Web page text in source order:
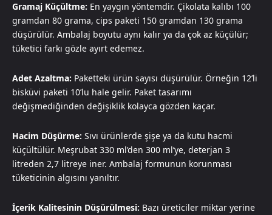
Gramaj Küçültme: En yaygın yöntemdir. Çikolata kalıbı 100
gramdan 80 grama, cips paketi 150 gramdan 130 grama
düşürülür. Ambalaj boyutu aynı kalır ya da çok az küçülür;
tüketici farkı gözle ayırt edemez.
Adet Azaltma: Paketteki ürün sayısı düşürülür. Örneğin 12’li
bisküvi paketi 10’lu hale gelir. Paket tasarımı
değişmediğinden değişiklik kolayca gözden kaçar.
Hacim Düşürme: Sıvı ürünlerde şişe ya da kutu hacmi
küçültülür. Meşrubat 330 ml’den 300 ml’ye, deterjan 3
litreden 2,7 litreye iner. Ambalaj formunun korunması
tüketicinin algısını yanıltır.
İçerik Kalitesinin Düşürülmesi: Bazı üreticiler miktar yerine